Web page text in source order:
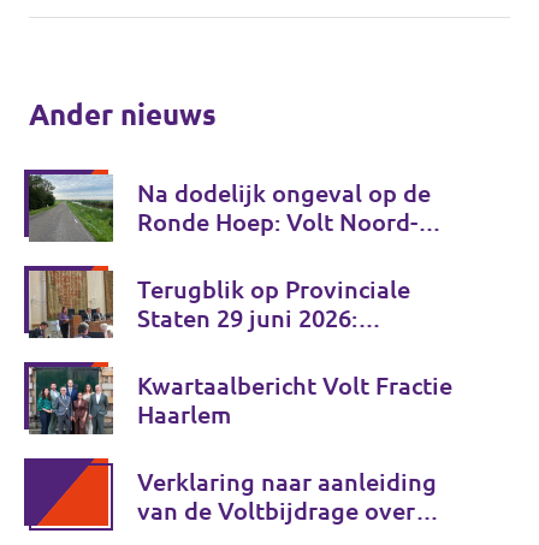
Ander nieuws
Na dodelijk ongeval op de
Ronde Hoep: Volt Noord-
verkeersveiligheidsplan
Terugblik op Provinciale
Staten 29 juni 2026:
Noord-Holland
Kwartaalbericht Volt Fractie
Haarlem
Verklaring naar aanleiding
van de Voltbijdrage over